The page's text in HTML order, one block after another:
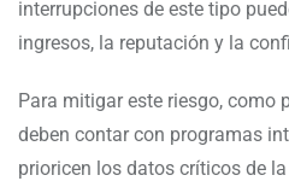
interrupciones de este tipo
ingresos, la reputación y la
Para mitigar este riesgo, como
deben contar con programas
prioricen los datos críticos de